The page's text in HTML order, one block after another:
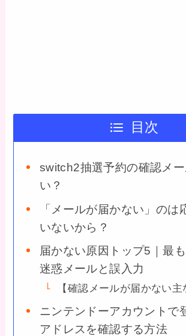
目次
switch2抽選予約の確認メ
い？
「メールが届かない」のは
いないから？
届かない原因トップ5｜最
迷惑メールと誤入力
【確認メールが届かない主
ニンテンドーアカウントで
アドレスを確認する方法